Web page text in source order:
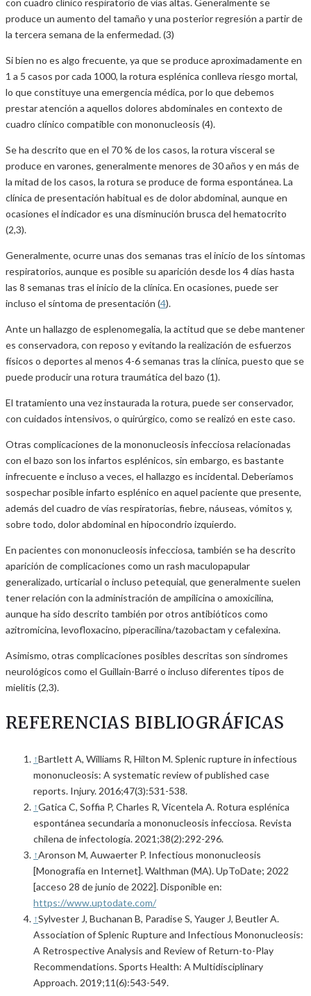
con cuadro clínico respiratorio de vías altas. Generalmente se
produce un aumento del tamaño y una posterior regresión a partir de
la tercera semana de la enfermedad. (3)
Si bien no es algo frecuente, ya que se produce aproximadamente en
1 a 5 casos por cada 1000, la rotura esplénica conlleva riesgo mortal,
lo que constituye una emergencia médica, por lo que debemos
prestar atención a aquellos dolores abdominales en contexto de
cuadro clínico compatible con mononucleosis (4).
Se ha descrito que en el 70 % de los casos, la rotura visceral se
produce en varones, generalmente menores de 30 años y en más de
la mitad de los casos, la rotura se produce de forma espontánea. La
clínica de presentación habitual es de dolor abdominal, aunque en
ocasiones el indicador es una disminución brusca del hematocrito
(2,3).
Generalmente, ocurre unas dos semanas tras el inicio de los síntomas
respiratorios, aunque es posible su aparición desde los 4 días hasta
las 8 semanas tras el inicio de la clínica. En ocasiones, puede ser
incluso el síntoma de presentación (4).
Ante un hallazgo de esplenomegalia, la actitud que se debe mantener
es conservadora, con reposo y evitando la realización de esfuerzos
físicos o deportes al menos 4-6 semanas tras la clínica, puesto que se
puede producir una rotura traumática del bazo (1).
El tratamiento una vez instaurada la rotura, puede ser conservador,
con cuidados intensivos, o quirúrgico, como se realizó en este caso.
Otras complicaciones de la mononucleosis infecciosa relacionadas
con el bazo son los infartos esplénicos, sin embargo, es bastante
infrecuente e incluso a veces, el hallazgo es incidental. Deberíamos
sospechar posible infarto esplénico en aquel paciente que presente,
además del cuadro de vías respiratorias, fiebre, náuseas, vómitos y,
sobre todo, dolor abdominal en hipocondrio izquierdo.
En pacientes con mononucleosis infecciosa, también se ha descrito
aparición de complicaciones como un rash maculopapular
generalizado, urticarial o incluso petequial, que generalmente suelen
tener relación con la administración de ampilicina o amoxicilina,
aunque ha sido descrito también por otros antibióticos como
azitromicina, levofloxacino, piperacilina/tazobactam y cefalexina.
Asimismo, otras complicaciones posibles descritas son síndromes
neurológicos como el Guillain-Barré o incluso diferentes tipos de
mielitis (2,3).
REFERENCIAS BIBLIOGRÁFICAS
↑Bartlett A, Williams R, Hilton M. Splenic rupture in infectious
mononucleosis: A systematic review of published case
reports. Injury. 2016;47(3):531-538.
↑Gatica C, Soffia P, Charles R, Vicentela A. Rotura esplénica
espontánea secundaria a mononucleosis infecciosa. Revista
chilena de infectología. 2021;38(2):292-296.
↑Aronson M, Auwaerter P. Infectious mononucleosis
[Monografía en Internet]. Walthman (MA). UpToDate; 2022
[acceso 28 de junio de 2022]. Disponible en:
https://www.uptodate.com/
↑Sylvester J, Buchanan B, Paradise S, Yauger J, Beutler A.
Association of Splenic Rupture and Infectious Mononucleosis:
A Retrospective Analysis and Review of Return-to-Play
Recommendations. Sports Health: A Multidisciplinary
Approach. 2019;11(6):543-549.